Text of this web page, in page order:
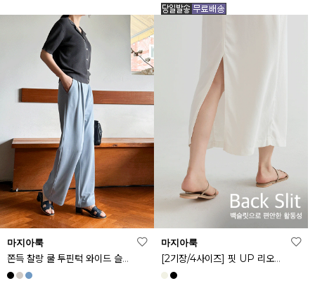
마지아룩
쫀득 찰랑 쿨 투핀턱 와이드 슬랙스
마지아룩
[2기장/4사이즈] 핏 UP 리오셀 스판 스커트